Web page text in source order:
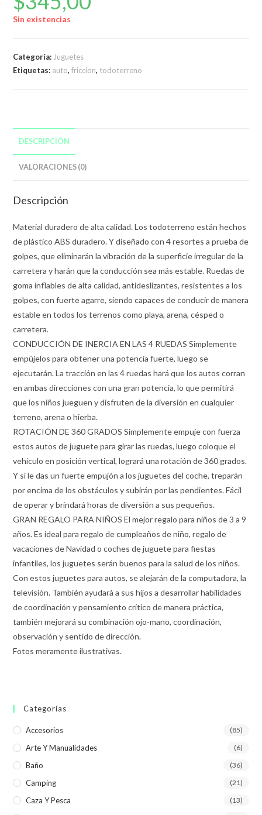
Sin existencias
Categoría: Juguetes
Etiquetas: auto,friccion, todoterreno
DESCRIPCIÓN
VALORACIONES (0)
Descripción
Material duradero de alta calidad. Los todoterreno están hechos
de plástico ABS duradero. Y diseñado con 4 resortes a prueba de
golpes, que eliminarán la vibración de la superficie irregular de la
carretera y harán que la conducción sea más estable. Ruedas de
goma inflables de alta calidad, antideslizantes, resistentes a los
golpes, con fuerte agarre, siendo capaces de conducir de manera
estable en todos los terrenos como playa, arena, césped o
carretera.
CONDUCCIÓN DE INERCIA EN LAS 4 RUEDAS Simplemente
empújelos para obtener una potencia fuerte, luego se
ejecutarán. La tracción en las 4 ruedas hará que los autos corran
en ambas direcciones con una gran potencia, lo que permitirá
que los niños jueguen y disfruten de la diversión en cualquier
terreno, arena o hierba.
ROTACIÓN DE 360 GRADOS Simplemente empuje con fuerza
estos autos de juguete para girar las ruedas, luego coloque el
vehículo en posición vertical, logrará una rotación de 360 grados.
Y si le das un fuerte empujón a los juguetes del coche, treparán
por encima de los obstáculos y subirán por las pendientes. Fácil
de operar y brindará horas de diversión a sus pequeños.
GRAN REGALO PARA NIÑOS El mejor regalo para niños de 3 a 9
años. Es ideal para regalo de cumpleaños de niño, regalo de
vacaciones de Navidad o coches de juguete para fiestas
infantiles, los juguetes serán buenos para la salud de los niños.
Con estos juguetes para autos, se alejarán de la computadora, la
televisión. También ayudará a sus hijos a desarrollar habilidades
de coordinación y pensamiento crítico de manera práctica,
también mejorará su combinación ojo-mano, coordinación,
observación y sentido de dirección.
Fotos meramente ilustrativas.
Categorías
Accesorios (85)
Arte Y Manualidades (6)
Baño (36)
Camping (21)
Caza Y Pesca (13)